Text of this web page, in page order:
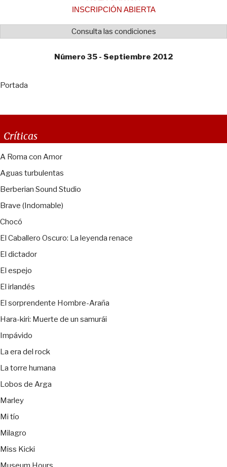
INSCRIPCIÓN ABIERTA
Consulta las condiciones
Número 35 - Septiembre 2012
Portada
Críticas
A Roma con Amor
Aguas turbulentas
Berberian Sound Studio
Brave (Indomable)
Chocó
El Caballero Oscuro: La leyenda renace
El dictador
El espejo
El irlandés
El sorprendente Hombre-Araña
Hara-kiri: Muerte de un samurái
Impávido
La era del rock
La torre humana
Lobos de Arga
Marley
Mi tío
Milagro
Miss Kicki